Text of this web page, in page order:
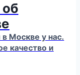
Москве у нас.
качество и